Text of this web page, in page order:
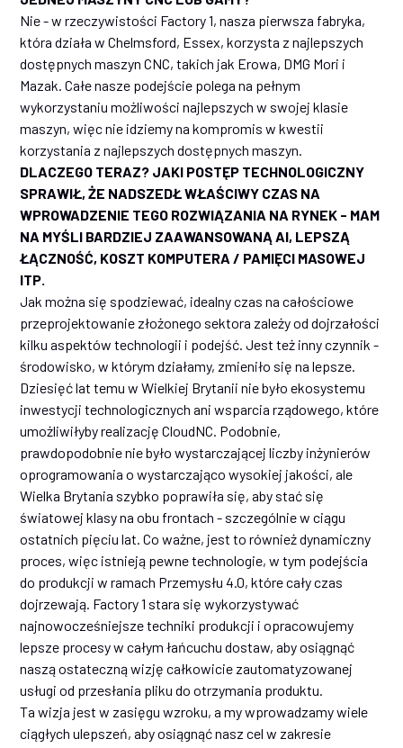
Nie - w rzeczywistości Factory 1, nasza pierwsza fabryka,
która działa w Chelmsford, Essex, korzysta z najlepszych
dostępnych maszyn CNC, takich jak Erowa, DMG Mori i
Mazak. Całe nasze podejście polega na pełnym
wykorzystaniu możliwości najlepszych w swojej klasie
maszyn, więc nie idziemy na kompromis w kwestii
korzystania z najlepszych dostępnych maszyn.
DLACZEGO TERAZ? JAKI POSTĘP TECHNOLOGICZNY
SPRAWIŁ, ŻE NADSZEDŁ WŁAŚCIWY CZAS NA
WPROWADZENIE TEGO ROZWIĄZANIA NA RYNEK - MAM
NA MYŚLI BARDZIEJ ZAAWANSOWANĄ AI, LEPSZĄ
ŁĄCZNOŚĆ, KOSZT KOMPUTERA / PAMIĘCI MASOWEJ
ITP.
Jak można się spodziewać, idealny czas na całościowe
przeprojektowanie złożonego sektora zależy od dojrzałości
kilku aspektów technologii i podejść. Jest też inny czynnik -
środowisko, w którym działamy, zmieniło się na lepsze.
Dziesięć lat temu w Wielkiej Brytanii nie było ekosystemu
inwestycji technologicznych ani wsparcia rządowego, które
umożliwiłyby realizację CloudNC. Podobnie,
prawdopodobnie nie było wystarczającej liczby inżynierów
oprogramowania o wystarczająco wysokiej jakości, ale
Wielka Brytania szybko poprawiła się, aby stać się
światowej klasy na obu frontach - szczególnie w ciągu
ostatnich pięciu lat. Co ważne, jest to również dynamiczny
proces, więc istnieją pewne technologie, w tym podejścia
do produkcji w ramach Przemysłu 4.0, które cały czas
dojrzewają. Factory 1 stara się wykorzystywać
najnowocześniejsze techniki produkcji i opracowujemy
lepsze procesy w całym łańcuchu dostaw, aby osiągnąć
naszą ostateczną wizję całkowicie zautomatyzowanej
usługi od przesłania pliku do otrzymania produktu.
Ta wizja jest w zasięgu wzroku, a my wprowadzamy wiele
ciągłych ulepszeń, aby osiągnąć nasz cel w zakresie